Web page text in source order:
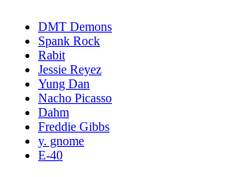
DMT Demons
Spank Rock
Rabit
Jessie Reyez
Yung Dan
Nacho Picasso
Dahm
Freddie Gibbs
y. gnome
E-40